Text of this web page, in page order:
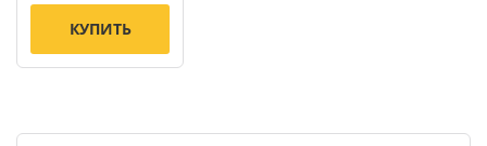
КУПИТЬ